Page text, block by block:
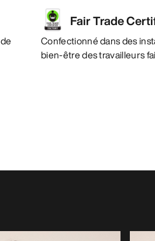
Fair Trade
Confectionné dans des
bien-être des travailleurs